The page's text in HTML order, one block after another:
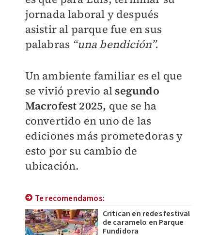
jornada laboral y después
asistir al parque fue en sus
palabras “una bendición”.
Un ambiente familiar es el que
se vivió previo al segundo
Macrofest 2025, que se ha
convertido en uno de las
ediciones más prometedoras y
esto por su cambio de
ubicación.
Te recomendamos:
Critican en redes festival
de caramelo en Parque
Fundidora